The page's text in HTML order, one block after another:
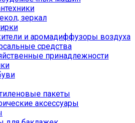
зеркал
и аромадиффузоры воздуха
средства
принадлежности
пакеты
аксессуары